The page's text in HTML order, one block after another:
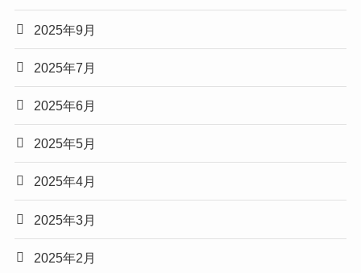
2025年9月
2025年7月
2025年6月
2025年5月
2025年4月
2025年3月
2025年2月